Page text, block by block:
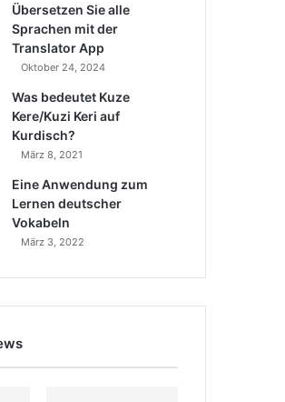
Übersetzen Sie alle
Sprachen mit der
Translator App
Oktober 24, 2024
Was bedeutet Kuze
Kere/Kuzi Keri auf
Kurdisch?
März 8, 2021
Eine Anwendung zum
Lernen deutscher
Vokabeln
März 3, 2022